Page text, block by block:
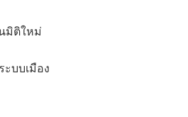
มิติใหม่
บบเมือง